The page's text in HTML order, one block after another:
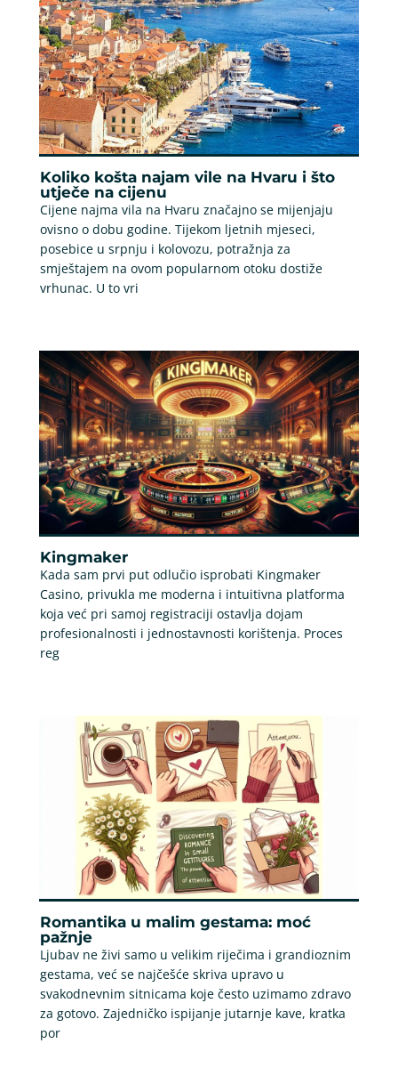
Koliko košta najam vile na Hvaru i što
utječe na cijenu
Cijene najma vila na Hvaru značajno se mijenjaju
ovisno o dobu godine. Tijekom ljetnih mjeseci,
posebice u srpnju i kolovozu, potražnja za
smještajem na ovom popularnom otoku dostiže
vrhunac. U to vri
Kingmaker
Kada sam prvi put odlučio isprobati Kingmaker
Casino, privukla me moderna i intuitivna platforma
koja već pri samoj registraciji ostavlja dojam
profesionalnosti i jednostavnosti korištenja. Proces
reg
Romantika u malim gestama: moć
pažnje
Ljubav ne živi samo u velikim riječima i grandioznim
gestama, već se najčešće skriva upravo u
svakodnevnim sitnicama koje često uzimamo zdravo
za gotovo. Zajedničko ispijanje jutarnje kave, kratka
por